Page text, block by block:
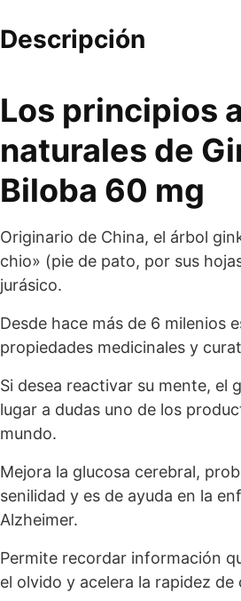
Descripción
Los principios
naturales de
Biloba 60 mg
Originario de China, el árbol
chio» (pie de pato, por sus
jurásico.
Desde hace más de 6 milenios
propiedades medicinales y
Si desea reactivar su mente, el
lugar a dudas uno de los
mundo.
Mejora la glucosa cerebral,
senilidad y es de ayuda en la
Alzheimer.
Permite recordar información
el olvido y acelera la rapidez de